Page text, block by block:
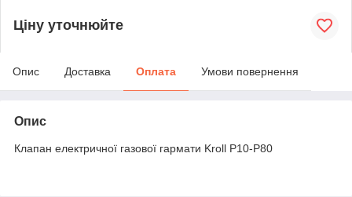
Ціну уточнюйте
Опис Доставка Оплата Умови повернення
Опис
Клапан електричної газової гармати Kroll P10-P80